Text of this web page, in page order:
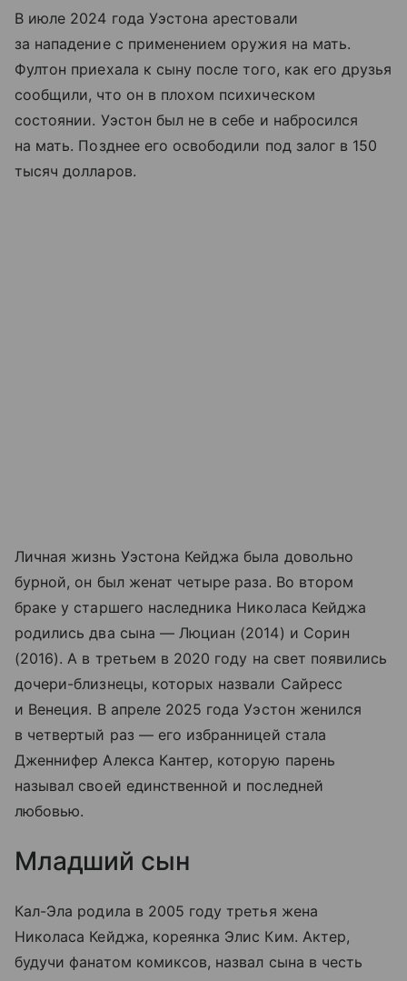
В июле 2024 года Уэстона арестовали
за нападение с применением оружия на мать.
Фултон приехала к сыну после того, как его друзья
сообщили, что он в плохом психическом
состоянии. Уэстон был не в себе и набросился
на мать. Позднее его освободили под залог в 150
тысяч долларов.
Личная жизнь Уэстона Кейджа была довольно
бурной, он был женат четыре раза. Во втором
браке у старшего наследника Николаса Кейджа
родились два сына — Люциан (2014) и Сорин
(2016). А в третьем в 2020 году на свет появились
дочери-близнецы, которых назвали Сайресс
и Венеция. В апреле 2025 года Уэстон женился
в четвертый раз — его избранницей стала
Дженнифер Алекса Кантер, которую парень
называл своей единственной и последней
любовью.
Младший сын
Кал-Эла родила в 2005 году третья жена
Николаса Кейджа, кореянка Элис Ким. Актер,
будучи фанатом комиксов, назвал сына в честь